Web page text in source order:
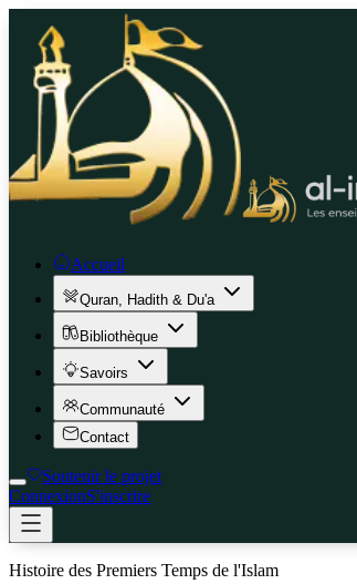
Accueil
Quran, Hadith & Du'a
Bibliothèque
Savoirs
Communauté
Contact
Soutenir le projet
ConnexionS'inscrire
Histoire des Premiers Temps de l'Islam